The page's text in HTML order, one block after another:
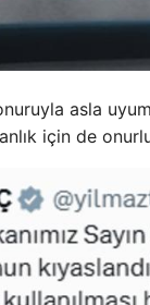
asla
için de